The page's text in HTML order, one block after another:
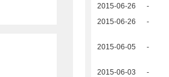
2015-06-26
-
2015-06-26
-
2015-06-05
-
2015-06-03
-